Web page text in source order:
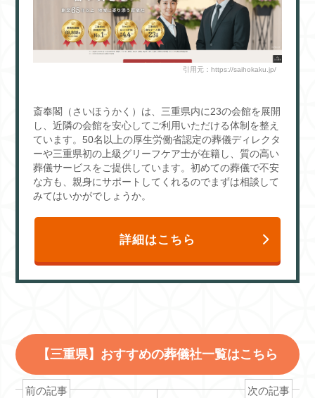
引用元：https://saihokaku.jp/
斎奉閣（さいほうかく）は、三重県内に23の会館を展開
し、近隣の会館を安心してご利用いただける体制を整え
ています。50名以上の厚生労働省認定の葬儀ディレクタ
ーや三重県初の上級グリーフケア士が在籍し、質の高い
葬儀サービスをご提供しています。初めての葬儀で不安
な方も、親身にサポートしてくれるのでまずは相談して
みてはいかがでしょうか。
詳細はこちら
【三重県】おすすめの葬儀社一覧はこちら
前の記事 次の記事